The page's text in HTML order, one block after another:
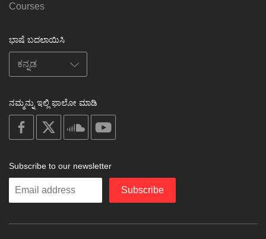
Courses
ಭಾಷೆ ಬದಲಾಯಿಸಿ
ನಮ್ಮನ್ನು ಇಲ್ಲಿ ಫಾಲೋ ಮಾಡಿ
on
facebook
soundcloud
Subscribe to our newsletter
Enter
Subscribe